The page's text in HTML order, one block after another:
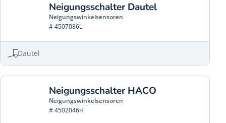
Neigungsschalter Dautel
Neigungswinkelsensoren
# 4507086L
Dautel
Neigungsschalter HACO
Neigungswinkelsensoren
# 4502046H